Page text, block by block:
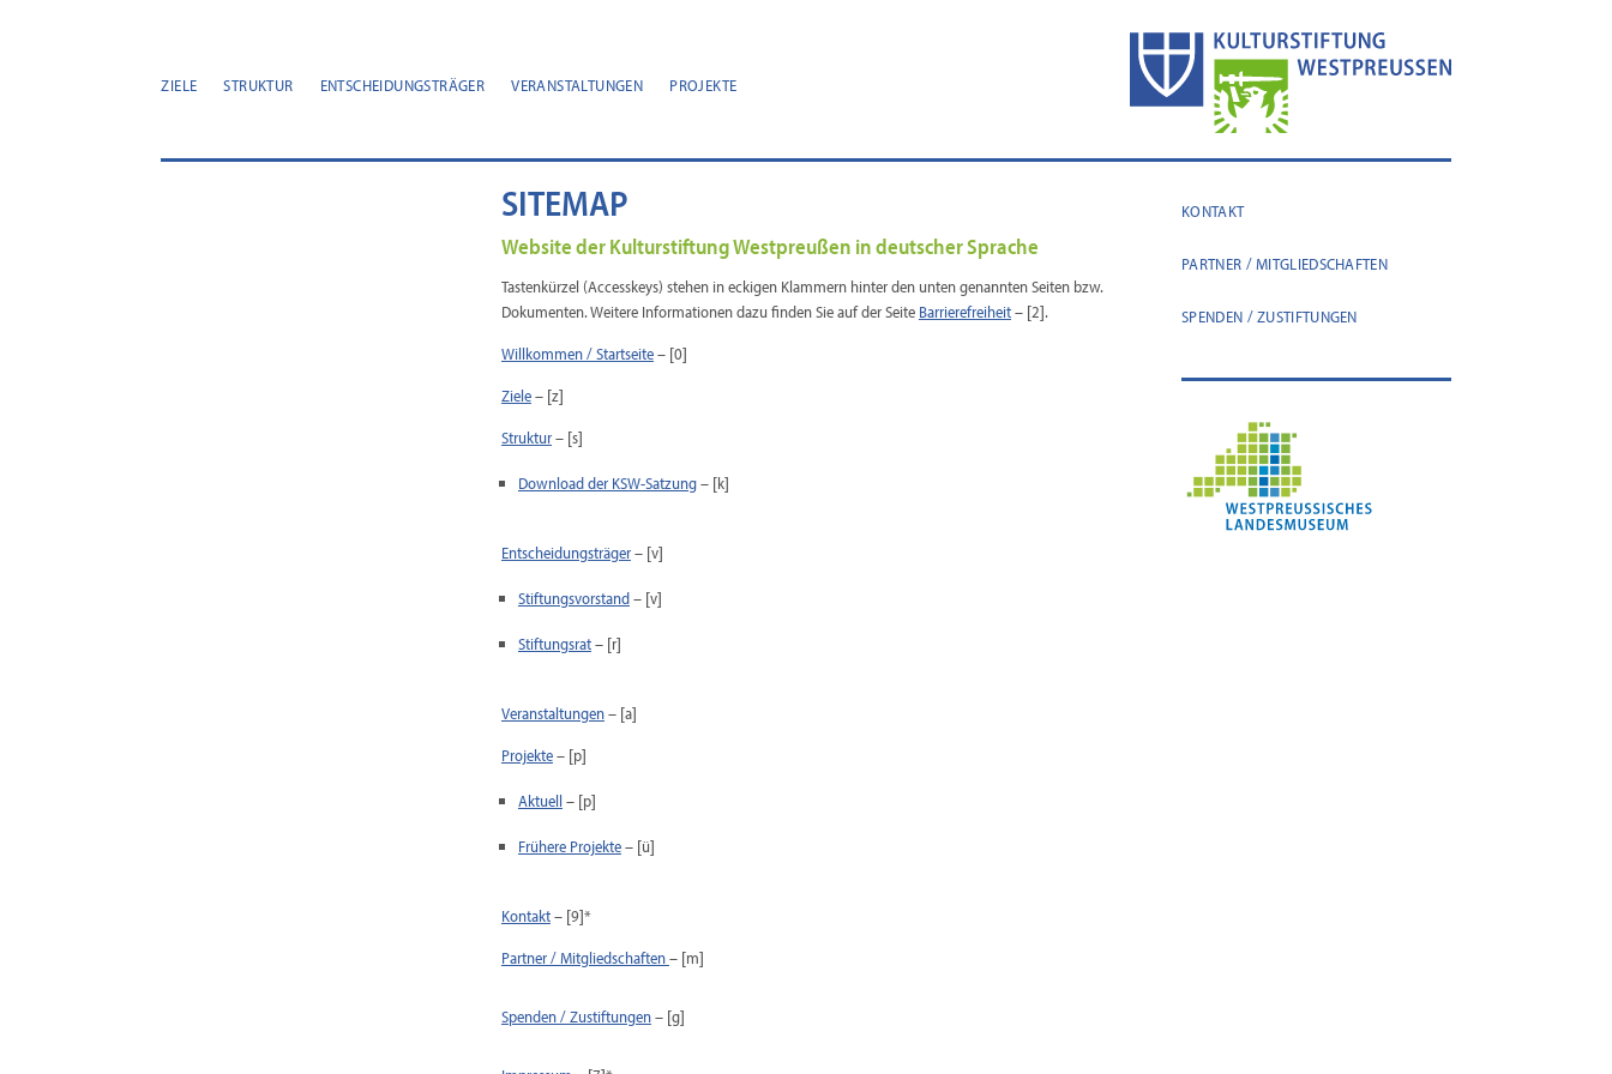
ZIELE STRUKTUR ENTSCHEIDUNGSTRÄGER VERANSTALTUNGEN PROJEKTE
SITEMAP
Website der Kulturstiftung Westpreußen in deutscher Sprache
Tastenkürzel (Accesskeys) stehen in eckigen Klammern hinter den unten genannten Seiten bzw.
Dokumenten. Weitere Informationen dazu finden Sie auf der Seite Barrierefreiheit– [2].
Willkommen / Startseite– [0]
Ziele– [z]
Struktur– [s]
Download der KSW-Satzung– [k]
Entscheidungsträger– [v]
Stiftungsvorstand– [v]
Stiftungsrat– [r]
Veranstaltungen– [a]
Projekte– [p]
Aktuell– [p]
Frühere Projekte– [ü]
Kontakt– [9]*
Partner / Mitgliedschaften– [m]
Spenden / Zustiftungen– [g]
KONTAKT
PARTNER / MITGLIEDSCHAFTEN
SPENDEN / ZUSTIFTUNGEN